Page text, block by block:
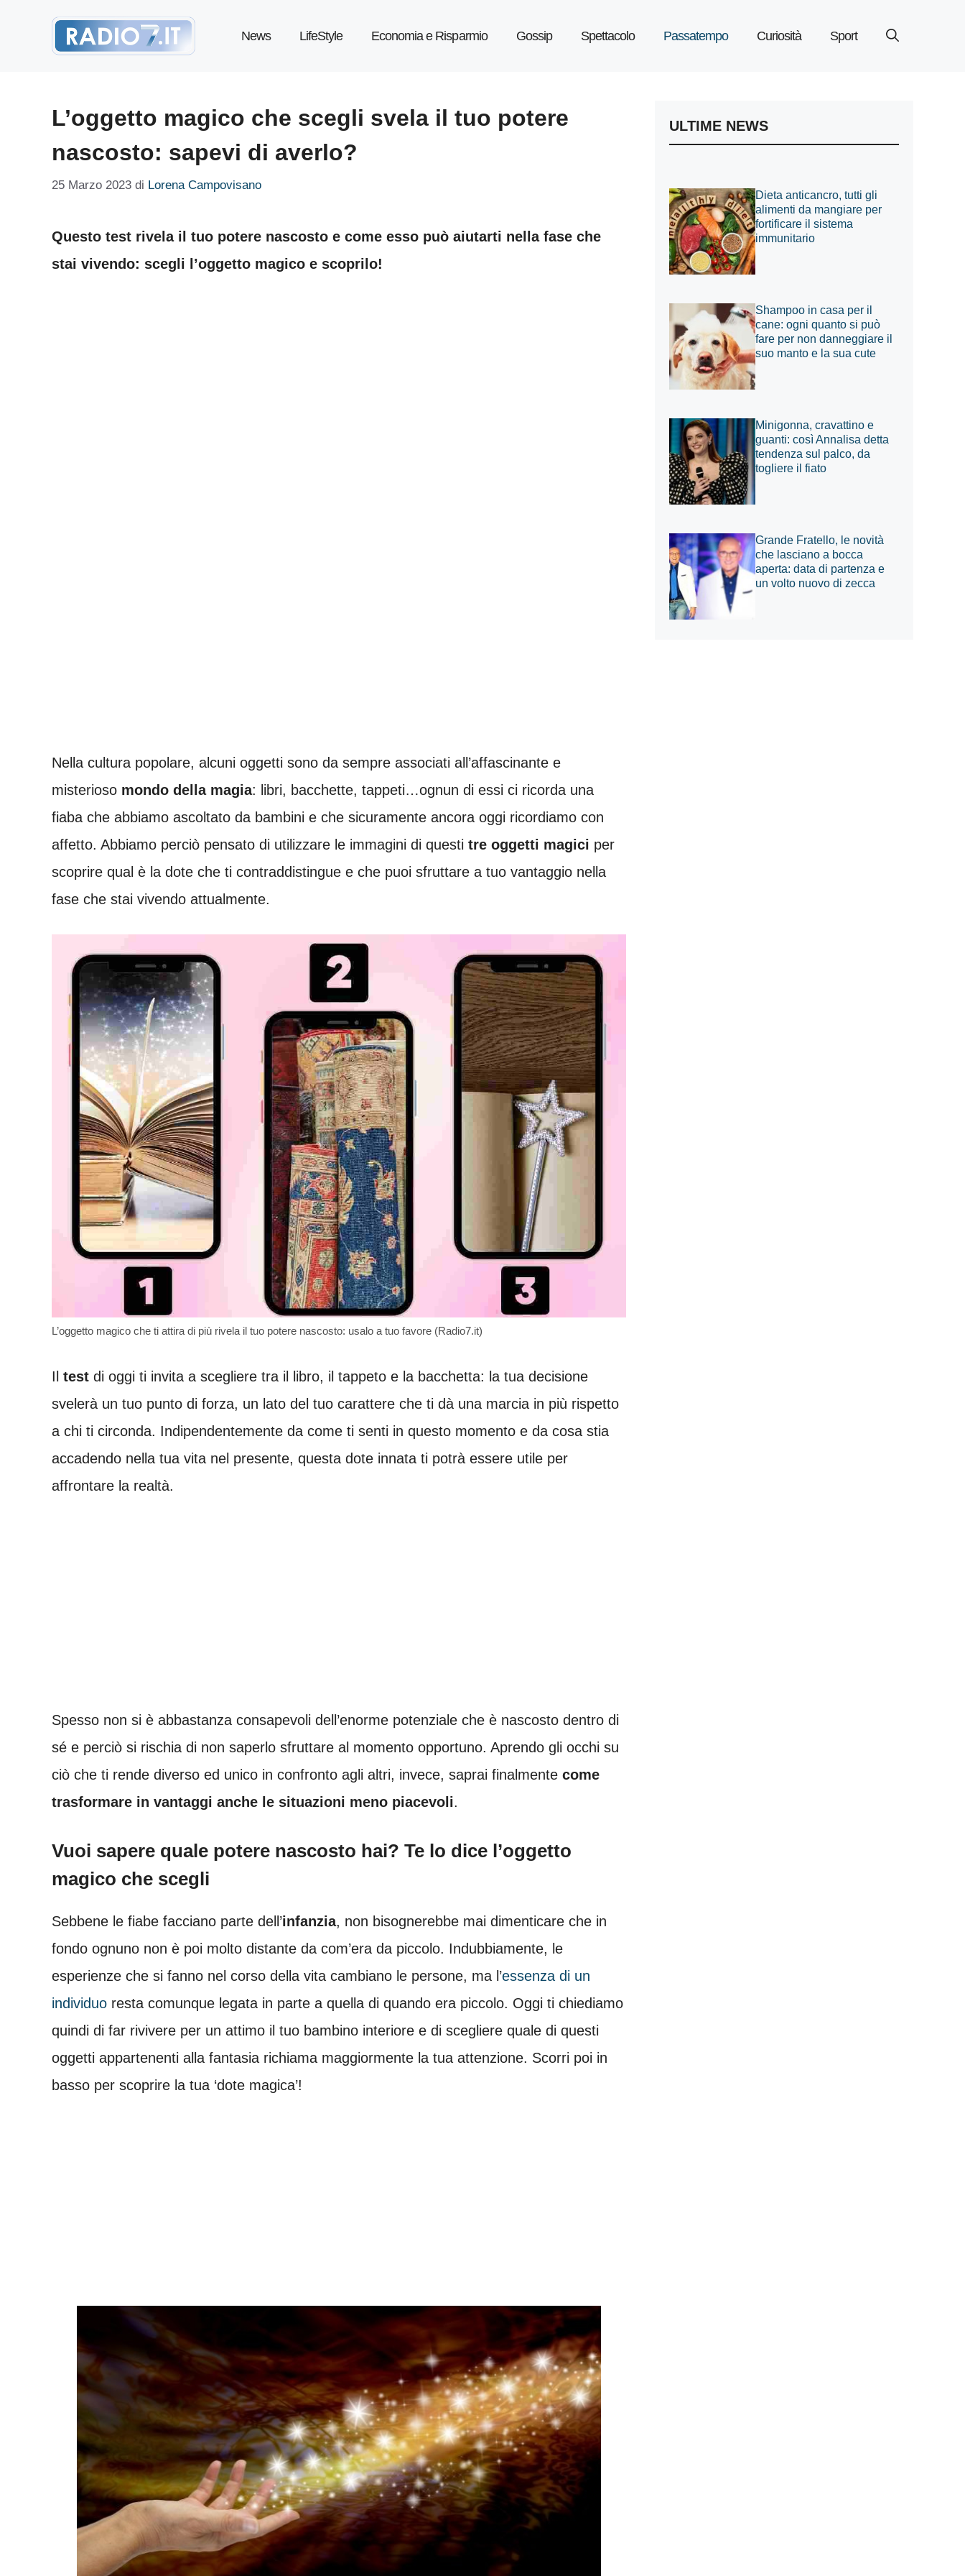
News LifeStyle Economia e Risparmio Gossip Spettacolo Passatempo Curiosità Sport
L’oggetto magico che scegli svela il tuo potere
nascosto: sapevi di averlo?
25 Marzo 2023 di Lorena Campovisano
Questo test rivela il tuo potere nascosto e come esso può aiutarti nella fase che
stai vivendo: scegli l’oggetto magico e scoprilo!
Nella cultura popolare, alcuni oggetti sono da sempre associati all’affascinante e
misterioso mondo della magia: libri, bacchette, tappeti…ognun di essi ci ricorda una
fiaba che abbiamo ascoltato da bambini e che sicuramente ancora oggi ricordiamo con
affetto. Abbiamo perciò pensato di utilizzare le immagini di questi tre oggetti magici per
scoprire qual è la dote che ti contraddistingue e che puoi sfruttare a tuo vantaggio nella
fase che stai vivendo attualmente.
L’oggetto magico che ti attira di più rivela il tuo potere nascosto: usalo a tuo favore (Radio7.it)
Il test di oggi ti invita a scegliere tra il libro, il tappeto e la bacchetta: la tua decisione
svelerà un tuo punto di forza, un lato del tuo carattere che ti dà una marcia in più rispetto
a chi ti circonda. Indipendentemente da come ti senti in questo momento e da cosa stia
accadendo nella tua vita nel presente, questa dote innata ti potrà essere utile per
affrontare la realtà.
Spesso non si è abbastanza consapevoli dell’enorme potenziale che è nascosto dentro di
sé e perciò si rischia di non saperlo sfruttare al momento opportuno. Aprendo gli occhi su
ciò che ti rende diverso ed unico in confronto agli altri, invece, saprai finalmente come
trasformare in vantaggi anche le situazioni meno piacevoli.
Vuoi sapere quale potere nascosto hai? Te lo dice l’oggetto
magico che scegli
Sebbene le fiabe facciano parte dell’infanzia, non bisognerebbe mai dimenticare che in
fondo ognuno non è poi molto distante da com’era da piccolo. Indubbiamente, le
esperienze che si fanno nel corso della vita cambiano le persone, ma l’essenza di un
individuo resta comunque legata in parte a quella di quando era piccolo. Oggi ti chiediamo
quindi di far rivivere per un attimo il tuo bambino interiore e di scegliere quale di questi
oggetti appartenenti alla fantasia richiama maggiormente la tua attenzione. Scorri poi in
basso per scoprire la tua ‘dote magica’!
ULTIME NEWS
Dieta anticancro, tutti gli
alimenti da mangiare per
fortificare il sistema
immunitario
Shampoo in casa per il
cane: ogni quanto si può
fare per non danneggiare il
suo manto e la sua cute
Minigonna, cravattino e
guanti: così Annalisa detta
tendenza sul palco, da
togliere il fiato
Grande Fratello, le novità
che lasciano a bocca
aperta: data di partenza e
un volto nuovo di zecca